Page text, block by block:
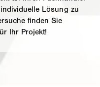
Lösung zu
finden Sie
Ihr Projekt!